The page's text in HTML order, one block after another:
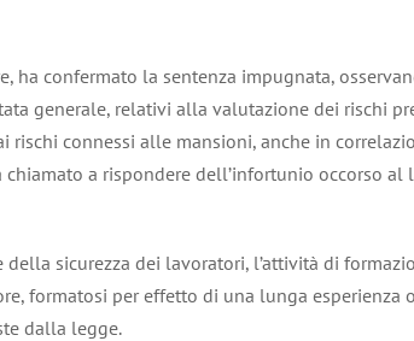
ha confermato la sentenza impugnata,
generale, relativi alla valutazione dei rischi
connessi alle mansioni, anche in
a rispondere dell’infortunio occorso al
sicurezza dei lavoratori, l’attività di
formatosi per effetto di una lunga esperienza
dalla legge.